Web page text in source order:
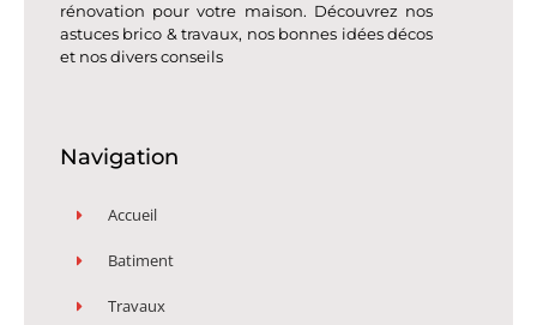
rénovation pour votre maison. Découvrez nos
astuces brico & travaux, nos bonnes idées décos
et nos divers conseils
Navigation
Accueil
Batiment
Travaux